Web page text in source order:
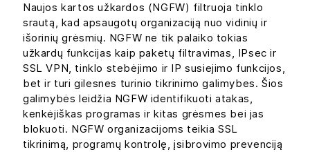
Naujos kartos užkardos (NGFW) filtruoja tinklo
srautą, kad apsaugotų organizaciją nuo vidinių ir
išorinių grėsmių. NGFW ne tik palaiko tokias
užkardų funkcijas kaip paketų filtravimas, IPsec ir
SSL VPN, tinklo stebėjimo ir IP susiejimo funkcijos,
bet ir turi gilesnes turinio tikrinimo galimybes. Šios
galimybės leidžia NGFW identifikuoti atakas,
kenkėjiškas programas ir kitas grėsmes bei jas
blokuoti. NGFW organizacijoms teikia SSL
tikrinimą, programų kontrolę, įsibrovimo prevenciją